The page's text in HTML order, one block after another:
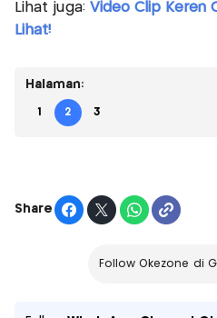
Lihat juga: Video Clip Keren
Lihat!
Halaman:
1 2 3
Share
Follow Okezone di